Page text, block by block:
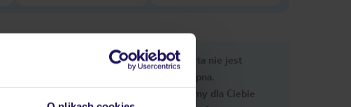
Ups, ta oferta nie jest
dostępna.
Przygotowaliśmy dla Ciebie